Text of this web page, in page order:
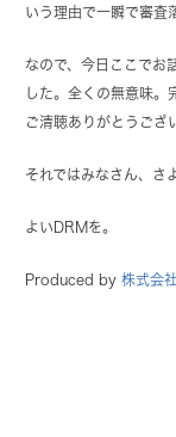
いう理由で一瞬で審査
なので、今日ここでお
した。全くの無意味。
ご清聴ありがとうござ
それではみなさん、さ
よいDRMを。
Produced by株式会